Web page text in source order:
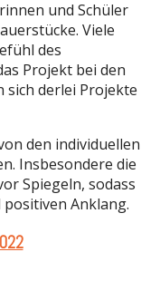
und Schüler
Viele
des
Projekt bei den
sich derlei Projekte
den individuellen
Insbesondere die
Spiegeln, sodass
Anklang.